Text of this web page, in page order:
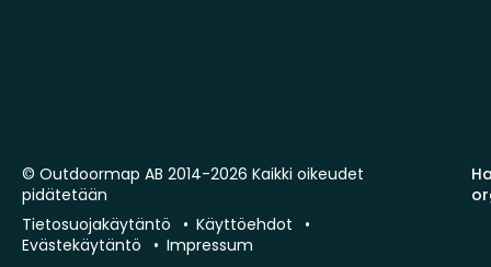
© Outdoormap AB 2014-2026 Kaikki oikeudet
pidätetään
Tietosuojakäytäntö
Käyttöehdot
Evästekäytäntö
Impressum